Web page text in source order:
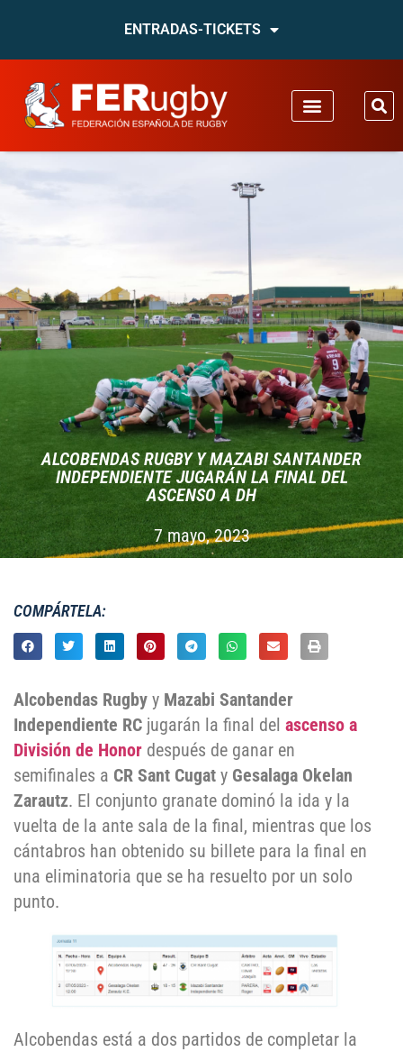
ENTRADAS-TICKETS
ALCOBENDAS RUGBY Y MAZABI SANTANDER
INDEPENDIENTE JUGARÁN LA FINAL DEL
ASCENSO A DH
7 mayo, 2023
COMPÁRTELA:
Alcobendas Rugby y Mazabi Santander
Independiente RC jugarán la final del ascenso a
División de Honor después de ganar en
semifinales a CR Sant Cugat y Gesalaga Okelan
Zarautz. El conjunto granate dominó la ida y la
vuelta de la ante sala de la final, mientras que los
cántabros han obtenido su billete para la final en
una eliminatoria que se ha resuelto por un solo
punto.
Alcobendas está a dos partidos de completar la